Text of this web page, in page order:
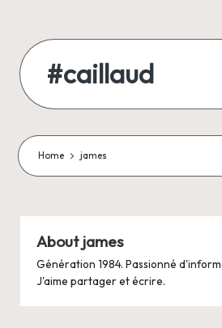
content
#caillaud
geek
/
développeur
père
de
famille
Home james
About james
Génération 1984. Passionné
J'aime partager et écrire.